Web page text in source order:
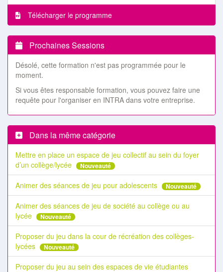
Télécharger le programme
Prochaines Sessions
Désolé, cette formation n'est pas programmée pour le
moment.
Si vous êtes responsable formation, vous pouvez faire une
requête pour l'organiser en INTRA dans votre entreprise.
Dans la même catégorie
Mettre en place un espace de jeu collectif au sein du foyer
d’un collège/lycée
Nouveauté
Animer des séances de jeu pour adolescents Nouveauté
Animer des séances de jeu de société au collège ou au
lycée
Nouveauté
Proposer du jeu dans la cour de récréation des collèges-
lycées
Nouveauté
Proposer du jeu au sein des espaces de vie étudiantes